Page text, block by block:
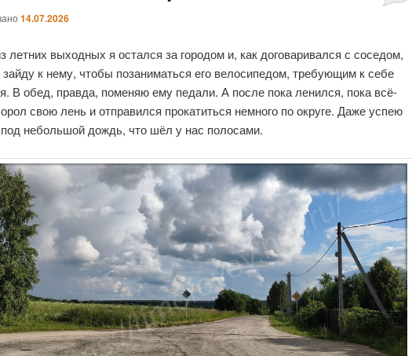
14.07.2026
летних выходных я остался за городом и, как договаривался с соседом,
к нему, чтобы позаниматься его велосипедом, требующим к себе
В обед, правда, поменяю ему педали. А после пока ленился, пока всё-
свою лень и отправился прокатиться немного по округе. Даже успею
под небольшой дождь, что шёл у нас полосами.